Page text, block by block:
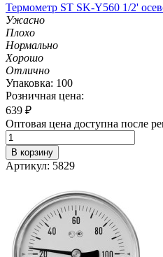
Термометр ST SK-Y560 1/2'
Ужасно
Плохо
Нормально
Хорошо
Отлично
Упаковка: 100
Розничная цена:
639 ₽
Оптовая цена доступна после
В корзину
Артикул: 5829